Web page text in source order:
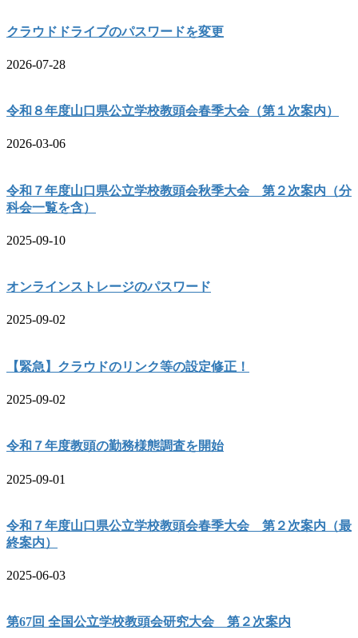
クラウドドライブのパスワードを変更
2026-07-28
令和８年度山口県公立学校教頭会春季大会（第１次案内）
2026-03-06
令和７年度山口県公立学校教頭会秋季大会 第２次案内（分
科会一覧を含）
2025-09-10
オンラインストレージのパスワード
2025-09-02
【緊急】クラウドのリンク等の設定修正！
2025-09-02
令和７年度教頭の勤務様態調査を開始
2025-09-01
令和７年度山口県公立学校教頭会春季大会 第２次案内（最
終案内）
2025-06-03
第67回 全国公立学校教頭会研究大会 第２次案内